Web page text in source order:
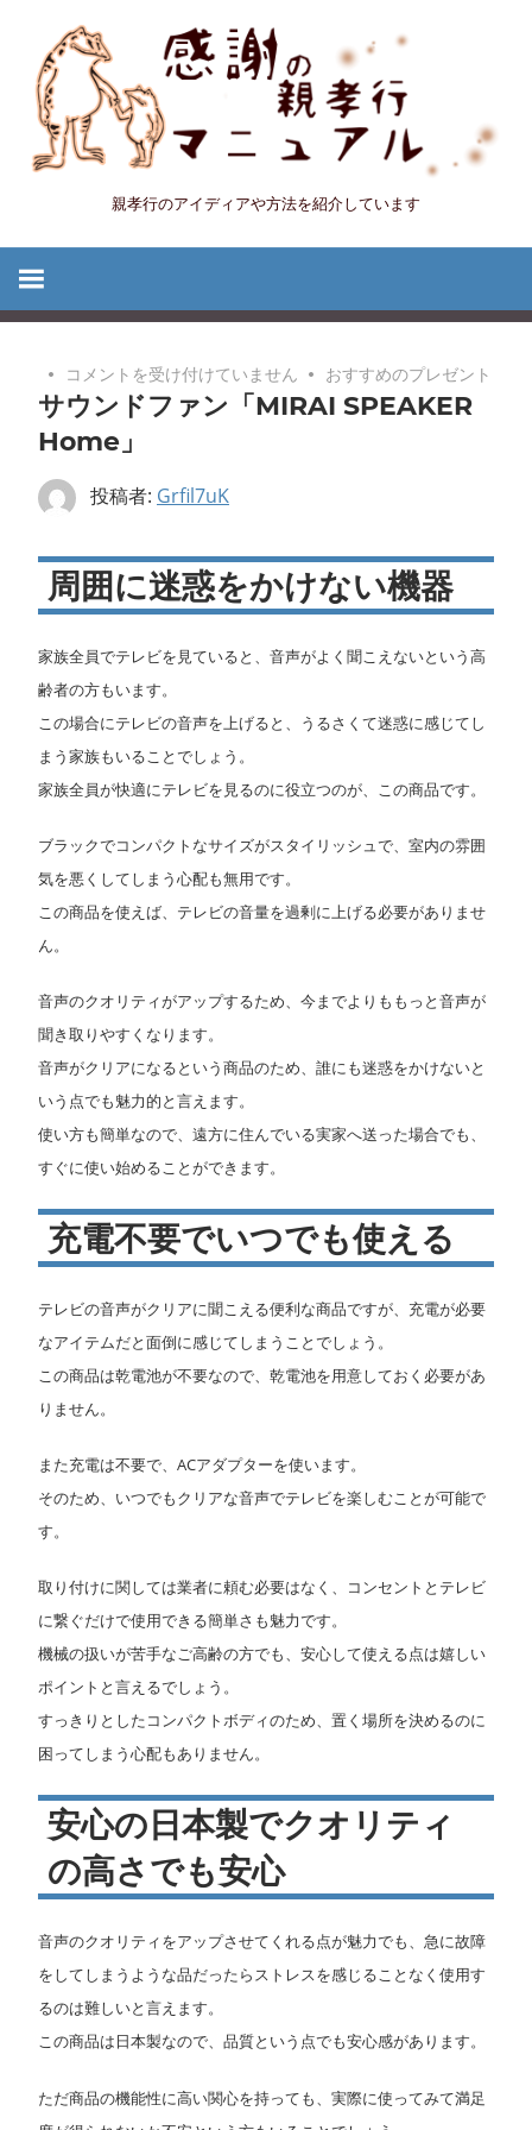
キ
プ
感
親
マ
ニ
親孝行のアイディアや方法を紹介しています
サ
ウ
ド
フ
ァ
「MIRAI
SPEAKER
は
コメントを受け付けていません おすすめのプレゼント
サウンドファン「MIRAI SPEAKER
Home」
投稿者: Grfil7uK
周囲に迷惑をかけない機器
家族全員でテレビを見ていると、音声がよく聞こえないという高
齢者の方もいます。
この場合にテレビの音声を上げると、うるさくて迷惑に感じてし
まう家族もいることでしょう。
家族全員が快適にテレビを見るのに役立つのが、この商品です。
ブラックでコンパクトなサイズがスタイリッシュで、室内の雰囲
気を悪くしてしまう心配も無用です。
この商品を使えば、テレビの音量を過剰に上げる必要がありませ
ん。
音声のクオリティがアップするため、今までよりももっと音声が
聞き取りやすくなります。
音声がクリアになるという商品のため、誰にも迷惑をかけないと
いう点でも魅力的と言えます。
使い方も簡単なので、遠方に住んでいる実家へ送った場合でも、
すぐに使い始めることができます。
充電不要でいつでも使える
テレビの音声がクリアに聞こえる便利な商品ですが、充電が必要
なアイテムだと面倒に感じてしまうことでしょう。
この商品は乾電池が不要なので、乾電池を用意しておく必要があ
りません。
また充電は不要で、ACアダプターを使います。
そのため、いつでもクリアな音声でテレビを楽しむことが可能で
す。
取り付けに関しては業者に頼む必要はなく、コンセントとテレビ
に繋ぐだけで使用できる簡単さも魅力です。
機械の扱いが苦手なご高齢の方でも、安心して使える点は嬉しい
ポイントと言えるでしょう。
すっきりとしたコンパクトボディのため、置く場所を決めるのに
困ってしまう心配もありません。
安心の日本製でクオリティ
の高さでも安心
音声のクオリティをアップさせてくれる点が魅力でも、急に故障
をしてしまうような品だったらストレスを感じることなく使用す
るのは難しいと言えます。
この商品は日本製なので、品質という点でも安心感があります。
ただ商品の機能性に高い関心を持っても、実際に使ってみて満足